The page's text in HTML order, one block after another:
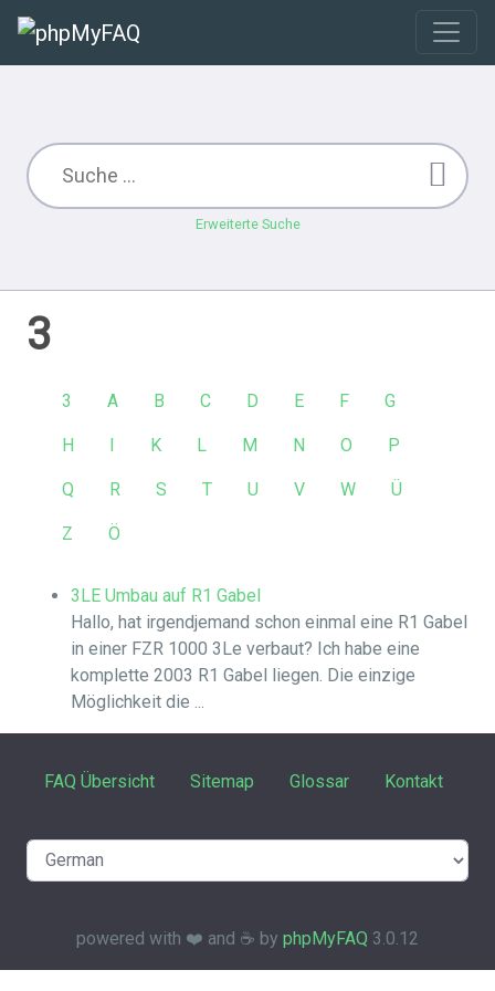
Erweiterte Suche
3
3 A B C D E F G
H I K L M N O P
Q R S T U V W Ü
Z Ö
3LE Umbau auf R1 Gabel
Hallo, hat irgendjemand schon einmal eine R1 Gabel
in einer FZR 1000 3Le verbaut? Ich habe eine
komplette 2003 R1 Gabel liegen. Die einzige
Möglichkeit die ...
FAQ Übersicht Sitemap Glossar Kontakt
powered with ❤️ and ☕️ by phpMyFAQ 3.0.12